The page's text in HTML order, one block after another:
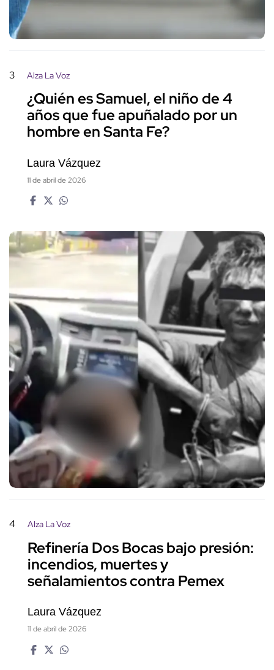
3 Alza La Voz
¿Quién es Samuel, el niño de 4
años que fue apuñalado por un
hombre en Santa Fe?
Laura Vázquez
11 de abril de 2026
4 Alza La Voz
Refinería Dos Bocas bajo presión:
incendios, muertes y
señalamientos contra Pemex
Laura Vázquez
11 de abril de 2026